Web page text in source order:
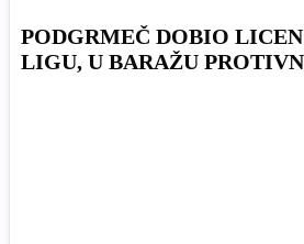
PODGRMEČ DOBIO
LIGU, U BARAŽU